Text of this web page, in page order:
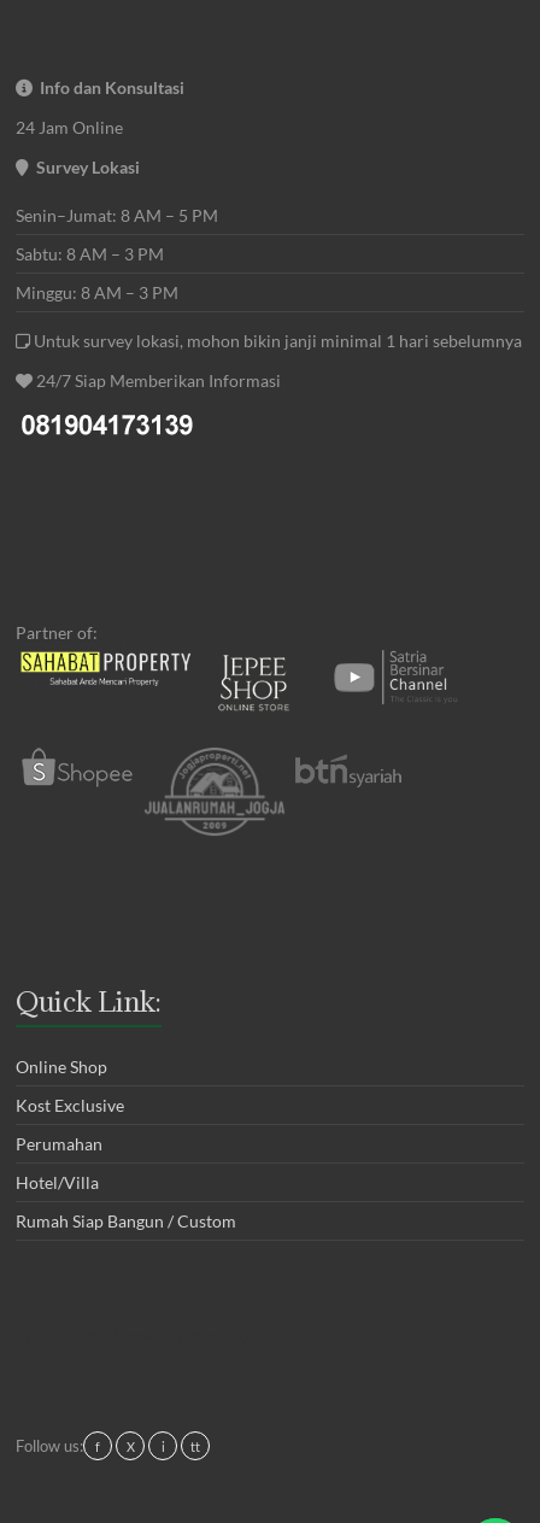
Info dan Konsultasi
24 Jam Online
Survey Lokasi
Senin–Jumat: 8 AM – 5 PM
Sabtu: 8 AM – 3 PM
Minggu: 8 AM – 3 PM
Untuk survey lokasi, mohon bikin janji minimal 1 hari sebelumnya
24/7 Siap Memberikan Informasi
Partner of:
Quick Link:
Online Shop
Kost Exclusive
Perumahan
Hotel/Villa
Rumah Siap Bangun / Custom
Follow us: f X i tt